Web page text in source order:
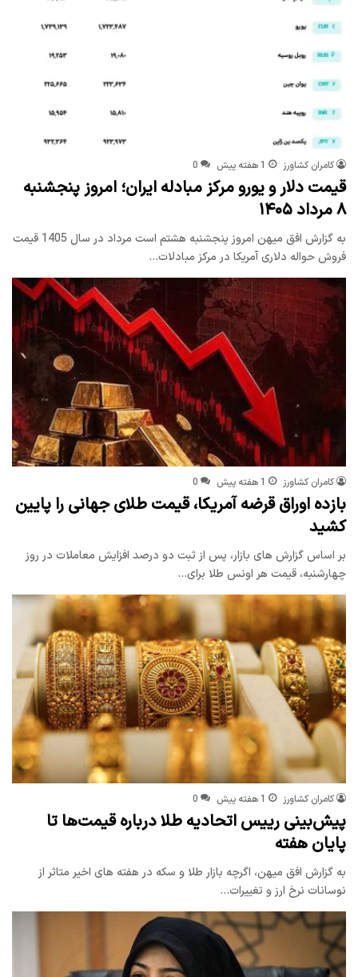
کامران کشاورز 1 هفته پیش 0
قیمت دلار و یورو مرکز مبادله ایران؛ امروز پنجشنبه
۸ مرداد ۱۴۰۵
به گزارش افق میهن امروز پنجشنبه هشتم است مرداد در سال 1405 قیمت
فروش حواله دلاری آمریکا در مرکز مبادلات…
کامران کشاورز 1 هفته پیش 0
بازده اوراق قرضه آمریکا، قیمت طلای جهانی را پایین
کشید
بر اساس گزارش های بازار، پس از ثبت دو درصد افزایش معاملات در روز
چهارشنبه، قیمت هر اونس طلا برای…
کامران کشاورز 1 هفته پیش 0
پیش‌بینی رییس اتحادیه طلا درباره قیمت‌ها تا
پایان هفته
به گزارش افق میهن، اگرچه بازار طلا و سکه در هفته های اخیر متاثر از
نوسانات نرخ ارز و تغییرات…